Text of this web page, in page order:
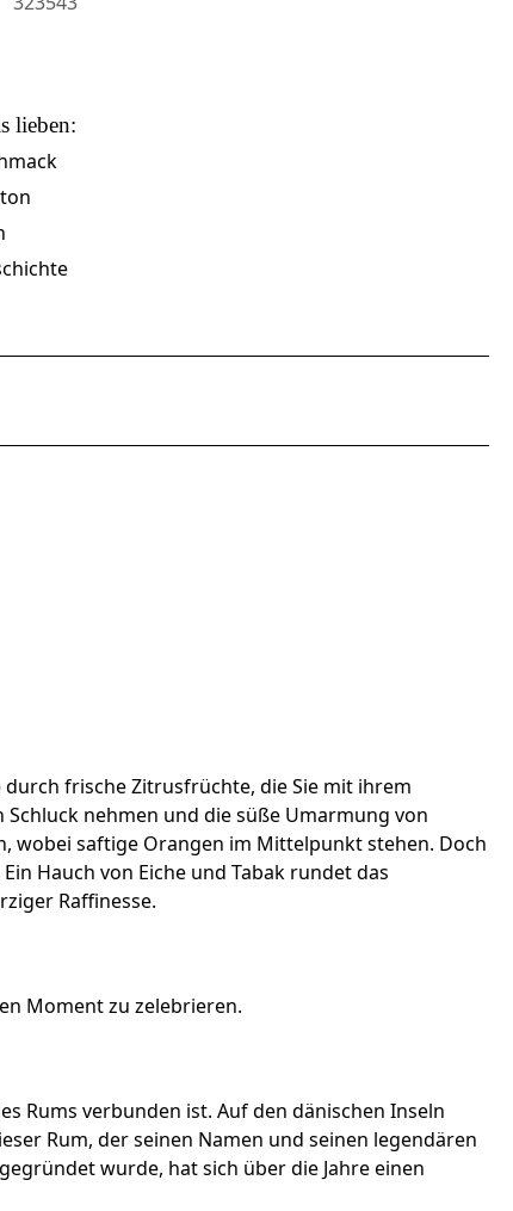
lieben:
durch frische Zitrusfrüchte, die Sie mit ihrem
nehmen und die süße Umarmung von
wobei saftige Orangen im Mittelpunkt stehen. Doch
Hauch von Eiche und Tabak rundet das
Raffinesse.
Moment zu zelebrieren.
Rums verbunden ist. Auf den dänischen Inseln
Rum, der seinen Namen und seinen legendären
wurde, hat sich über die Jahre einen